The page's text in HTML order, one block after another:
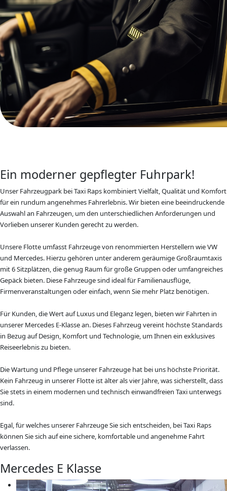
Ein moderner gepflegter Fuhrpark!
Unser Fahrzeugpark bei Taxi Raps kombiniert Vielfalt, Qualität und Komfort
für ein rundum angenehmes Fahrerlebnis. Wir bieten eine beeindruckende
Auswahl an Fahrzeugen, um den unterschiedlichen Anforderungen und
Vorlieben unserer Kunden gerecht zu werden.
Unsere Flotte umfasst Fahrzeuge von renommierten Herstellern wie VW
und Mercedes. Hierzu gehören unter anderem geräumige Großraumtaxis
mit 6 Sitzplätzen, die genug Raum für große Gruppen oder umfangreiches
Gepäck bieten. Diese Fahrzeuge sind ideal für Familienausflüge,
Firmenveranstaltungen oder einfach, wenn Sie mehr Platz benötigen.
Für Kunden, die Wert auf Luxus und Eleganz legen, bieten wir Fahrten in
unserer Mercedes E-Klasse an. Dieses Fahrzeug vereint höchste Standards
in Bezug auf Design, Komfort und Technologie, um Ihnen ein exklusives
Reiseerlebnis zu bieten.
Die Wartung und Pflege unserer Fahrzeuge hat bei uns höchste Priorität.
Kein Fahrzeug in unserer Flotte ist älter als vier Jahre, was sicherstellt, dass
Sie stets in einem modernen und technisch einwandfreien Taxi unterwegs
sind.
Egal, für welches unserer Fahrzeuge Sie sich entscheiden, bei Taxi Raps
können Sie sich auf eine sichere, komfortable und angenehme Fahrt
verlassen.
Mercedes E Klasse